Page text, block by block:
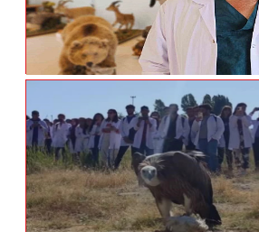
Prof. Dr. Aslan: 'Bütün
Yaşadığı Bir Medeniyet